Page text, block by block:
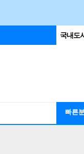
국내도
빠른